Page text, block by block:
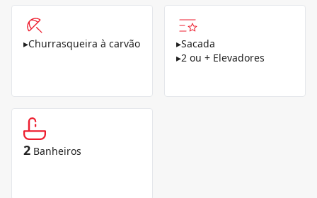
▸Churrasqueira à carvão ▸Sacada
▸2 ou + Elevadores
2 Banheiros